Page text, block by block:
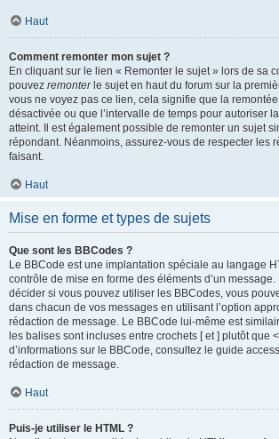
Haut
Comment remonter mon sujet ?
En cliquant sur le lien « Remonter le sujet » lors de sa
pouvez remonterle sujet en haut du forum sur la
vous ne voyez pas ce lien, cela signifie que la
désactivée ou que l’intervalle de temps pour autoriser
atteint. Il est également possible de remonter un sujet
répondant. Néanmoins, assurez-vous de respecter les
faisant.
Haut
Mise en forme et types de sujets
Que sont les BBCodes ?
Le BBCode est une implantation spéciale au langage
contrôle de mise en forme des éléments d’un message.
décider si vous pouvez utiliser les BBCodes, vous
dans chacun de vos messages en utilisant l’option
rédaction de message. Le BBCode lui-même est
les balises sont incluses entre crochets [ et ] plutôt que
d’informations sur le BBCode, consultez le guide
rédaction de message.
Haut
Puis-je utiliser le HTML ?